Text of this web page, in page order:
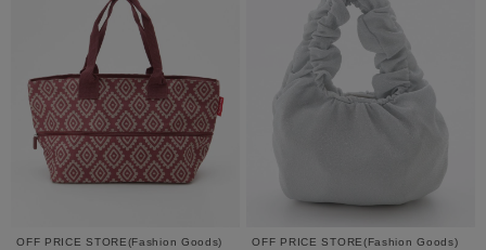
OFF PRICE STORE(Fashion Goods)
OFF PRICE STORE(Fashion Goods)